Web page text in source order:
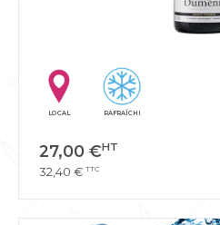
LOCAL RAFRAÎCHI
27,00 €HT
32,40 € TTC